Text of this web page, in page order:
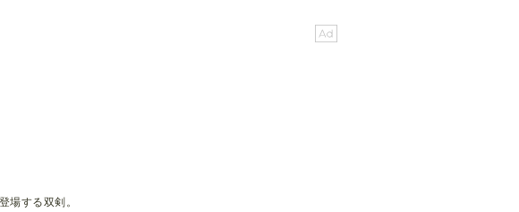
場する双剣。